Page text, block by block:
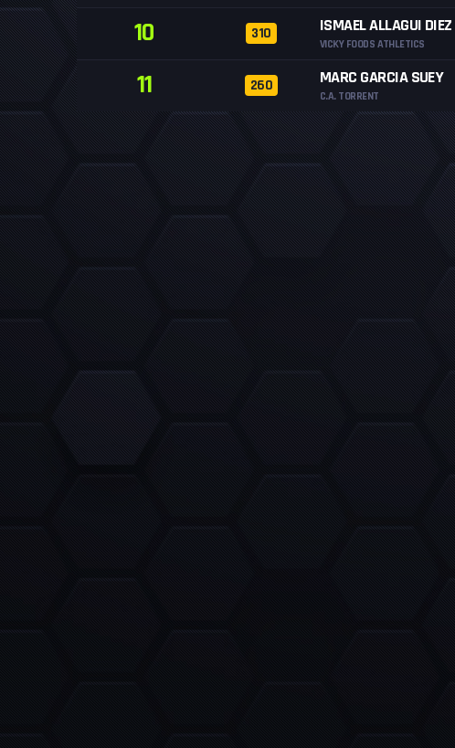
10 310 ISMAEL ALLAGUI DIEZ
VICKY FOODS ATHLETICS
11 260 MARC GARCIA SUEY
C.A. TORRENT